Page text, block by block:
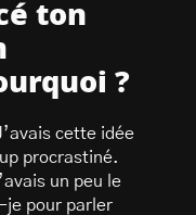
ton
?
cette idée
procrastiné.
un peu le
je pour parler